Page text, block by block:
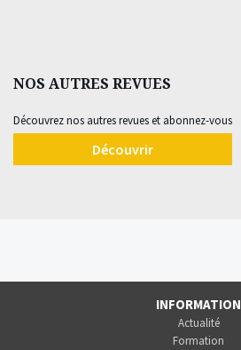
NOS AUTRES REVUES
Découvrez nos autres revues et abonnez-vous
Découvrir
INFORMATION
Actualité
Formation